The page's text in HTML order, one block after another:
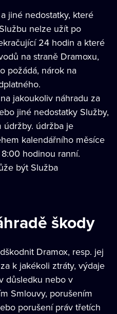
jiné nedostatky, které
nelze užít po
24 hodin a které
na straně Dramoxu,
požádá, nárok na
jakoukoliv náhradu za
jiné nedostatky Služby,
údržby. údržba je
kalendářního měsíce
hodinou ranní.
být Služba
škody
Dramox, resp. jej
k jakékoli ztráty, výdaje
důsledku nebo v
Smlouvy, porušením
porušení práv třetích